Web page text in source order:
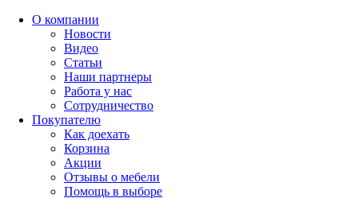
О компании
Новости
Видео
Статьи
Наши партнеры
Работа у нас
Сотрудничество
Покупателю
Как доехать
Корзина
Акции
Отзывы о мебели
Помощь в выборе